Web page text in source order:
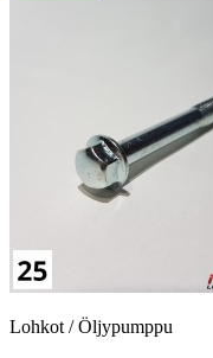
Lohkot / Öljypumppu